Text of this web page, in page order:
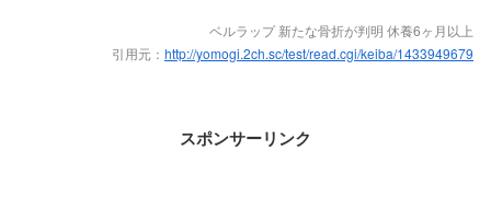
ベルラップ 新たな骨折が判明 休養6ヶ月以上
引用元： http://yomogi.2ch.sc/test/read.cgi/keiba/1433949679
スポンサーリンク